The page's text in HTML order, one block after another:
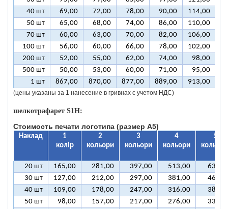
40 шт
69,00 72,00 78,00 90,00 114,00
50 шт
65,00 68,00 74,00 86,00 110,00
70 шт
60,00 63,00 70,00 82,00 106,00
100 шт
56,00 60,00 66,00 78,00 102,00
200 шт
52,00 55,00 62,00 74,00 98,00
500 шт
50,00 53,00 60,00 71,00 95,00
1 шт
867,00 870,00 877,00 889,00 913,00
(цены указаны за 1 нанесение в гривнах с учетом НДС)
шелкотрафарет S1H:
Стоимость печати логотипа (размер А5)
Наклад
1
колір
2
кольори
3
кольори
4
кольори
5
20 шт 165,00 281,00 397,00 513,00
30 шт
127,00 212,00 297,00 381,00
40 шт
109,00 178,00 247,00 316,00
50 шт
98,00 157,00 217,00 276,00